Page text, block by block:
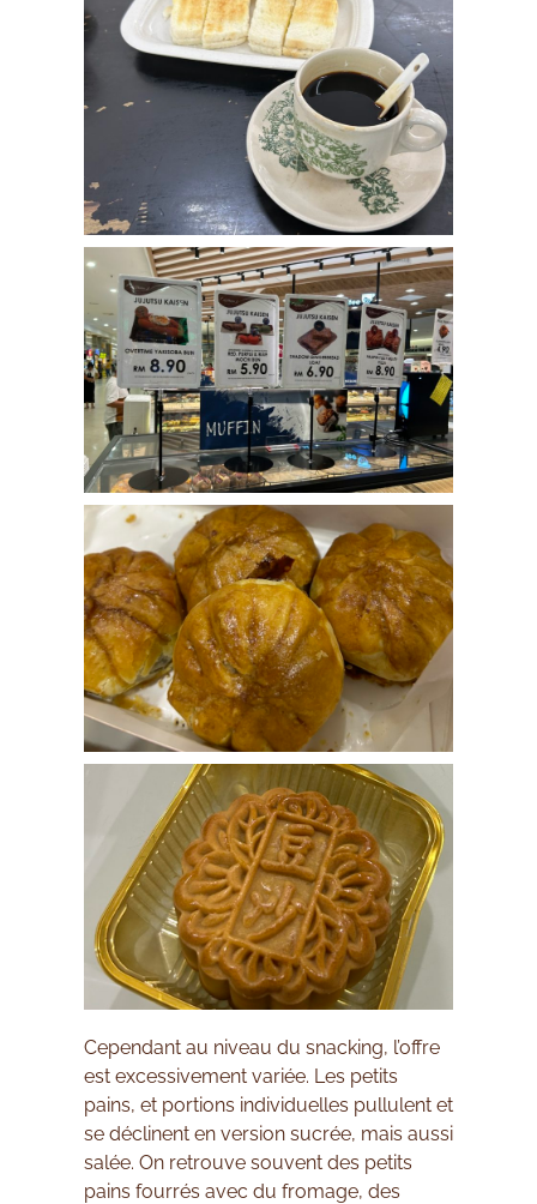
Cependant au niveau du snacking, l’offre
est excessivement variée. Les petits
pains, et portions individuelles pullulent et
se déclinent en version sucrée, mais aussi
salée. On retrouve souvent des petits
pains fourrés avec du fromage, des